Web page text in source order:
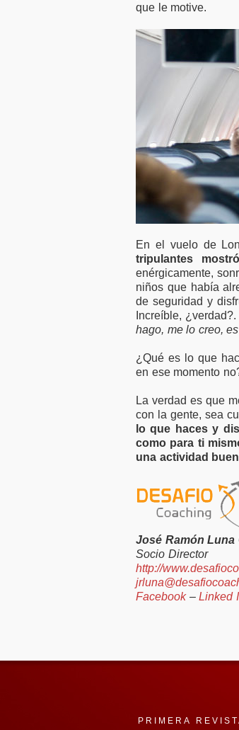
que le motive.
En el vuelo de
tripulantes
enérgicamente,
niños que había
de seguridad y
Increíble,
hago, me lo creo,
¿Qué es lo que
en ese momento
La verdad es que
con la gente, sea
lo que haces y
como para ti
una actividad
José Ramón Luna
Socio Director
http://
Facebook– Linked
PRIMERA